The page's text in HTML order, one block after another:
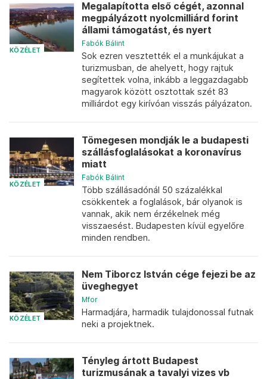
KÖZÉLET
Megalapította első cégét, azonnal
megpályázott nyolcmilliárd forint
állami támogatást, és nyert
Fabók Bálint
Sok ezren vesztették el a munkájukat a
turizmusban, de ahelyett, hogy rajtuk
segítettek volna, inkább a leggazdagabb
magyarok között osztottak szét 83
milliárdot egy kirívóan visszás pályázaton.
KÖZÉLET
Tömegesen mondják le a budapesti
szállásfoglalásokat a koronavírus
miatt
Fabók Bálint
Több szállásadónál 50 százalékkal
csökkentek a foglalások, bár olyanok is
vannak, akik nem érzékelnek még
visszaesést. Budapesten kívül egyelőre
minden rendben.
KÖZÉLET
Nem Tiborcz István cége fejezi be az
üveghegyet
Mfor
Harmadjára, harmadik tulajdonossal futnak
neki a projektnek.
Tényleg ártott Budapest
turizmusának a tavalyi vizes vb